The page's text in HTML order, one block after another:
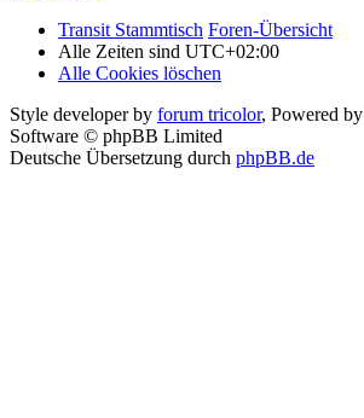
Transit Stammtisch Foren-Übersicht
Alle Zeiten sind UTC+02:00
Alle Cookies löschen
Style developer by forum tricolor, Powered by
Software © phpBB Limited
Deutsche Übersetzung durch phpBB.de